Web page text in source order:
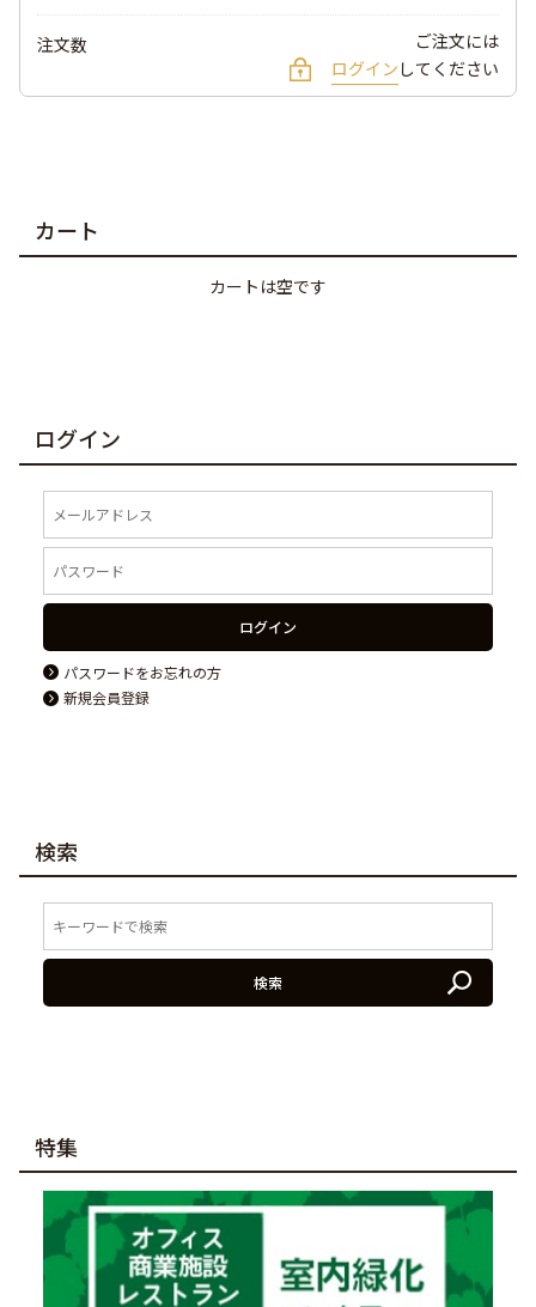
注文数
ご注文には
ログイン してください
カート
カートは空です
ログイン
ログイン
パスワードをお忘れの方
新規会員登録
検索
検索
特集